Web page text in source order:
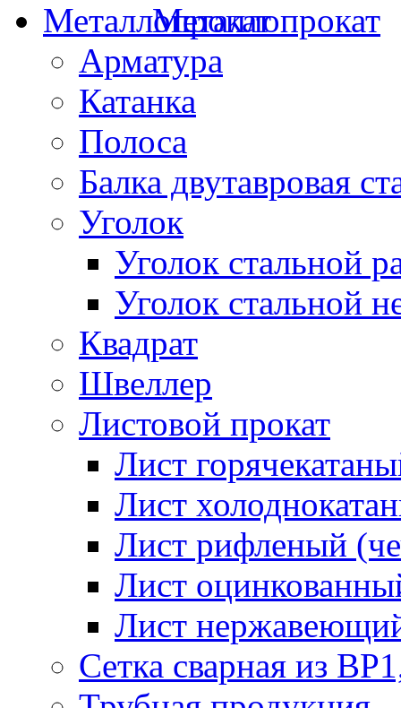
Металлопрокат
Арматура
Катанка
Полоса
Балка двутавровая
Уголок
Уголок стальной
Уголок стальной
Квадрат
Швеллер
Листовой прокат
Лист
Лист
Лист рифленый
Лист
Лист
Сетка сварная из